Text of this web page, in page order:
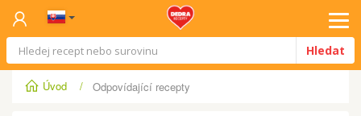
Hledat
Úvod / Odpovídající recepty